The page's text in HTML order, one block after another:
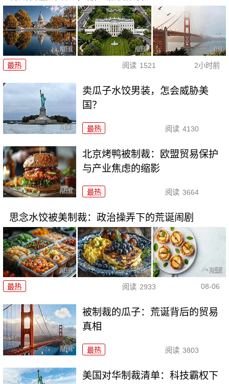
最热 阅读 1521 2小时前
卖瓜子水饺男装，怎会威胁美
国？
最热 阅读 4130
北京烤鸭被制裁：欧盟贸易保护
与产业焦虑的缩影
最热 阅读 3664
思念水饺被美制裁：政治操弄下的荒诞闹剧
最热 阅读 2933 08-06
被制裁的瓜子：荒诞背后的贸易
真相
最热 阅读 3803
美国对华制裁清单：科技霸权下